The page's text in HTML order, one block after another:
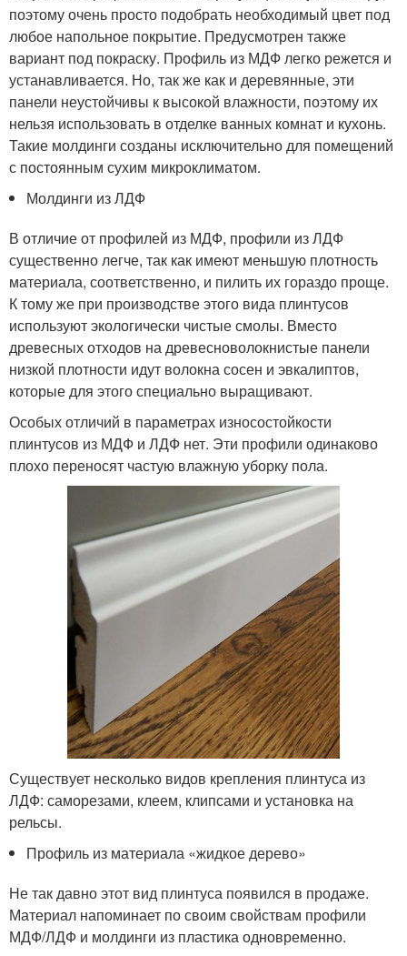
поэтому очень просто подобрать необходимый цвет под
любое напольное покрытие. Предусмотрен также
вариант под покраску. Профиль из МДФ легко режется и
устанавливается. Но, так же как и деревянные, эти
панели неустойчивы к высокой влажности, поэтому их
нельзя использовать в отделке ванных комнат и кухонь.
Такие молдинги созданы исключительно для помещений
с постоянным сухим микроклиматом.
Молдинги из ЛДФ
В отличие от профилей из МДФ, профили из ЛДФ
существенно легче, так как имеют меньшую плотность
материала, соответственно, и пилить их гораздо проще.
К тому же при производстве этого вида плинтусов
используют экологически чистые смолы. Вместо
древесных отходов на древесноволокнистые панели
низкой плотности идут волокна сосен и эвкалиптов,
которые для этого специально выращивают.
Особых отличий в параметрах износостойкости
плинтусов из МДФ и ЛДФ нет. Эти профили одинаково
плохо переносят частую влажную уборку пола.
Существует несколько видов крепления плинтуса из
ЛДФ: саморезами, клеем, клипсами и установка на
рельсы.
Профиль из материала «жидкое дерево»
Не так давно этот вид плинтуса появился в продаже.
Материал напоминает по своим свойствам профили
МДФ/ЛДФ и молдинги из пластика одновременно.